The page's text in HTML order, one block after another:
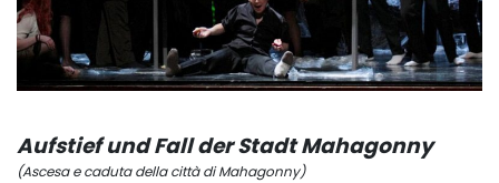
Aufstief und Fall der Stadt Mahagonny
(Ascesa e caduta della città di Mahagonny)